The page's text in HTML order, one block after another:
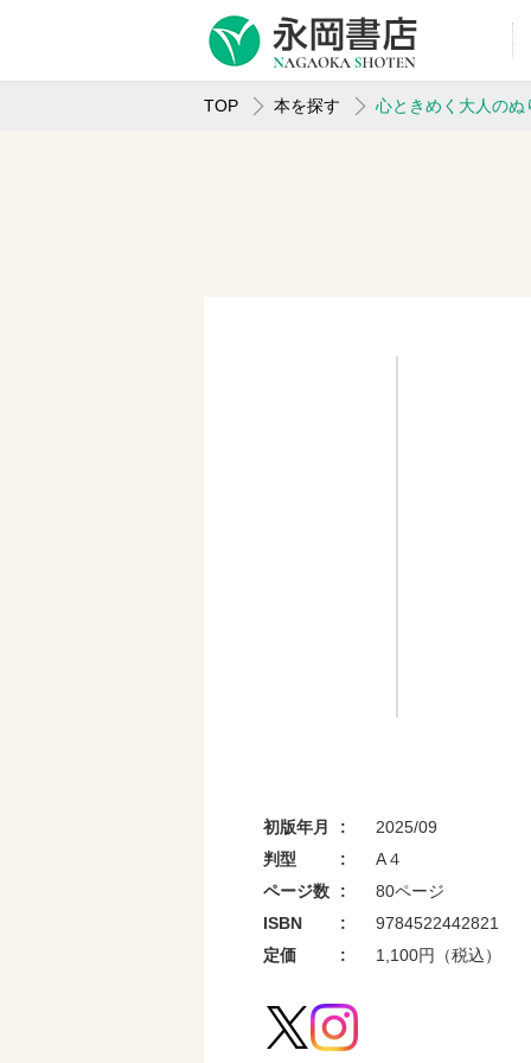
TOP 本を探す 心ときめく大人の
初版年月
2025/09
判型
A４
ページ数
80ページ
ISBN
9784522442821
定価
1,100円（税込）